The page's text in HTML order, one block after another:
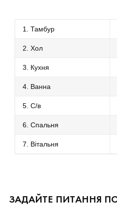
1. Тамбур
2. Хол
3. Кухня
4. Ванна
5. С/в
6. Спальня
7. Вітальня
ЗАДАЙТЕ ПИТАННЯ